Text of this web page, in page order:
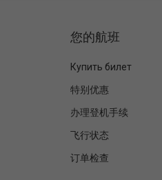
您的航班
Купить билет
特别优惠
办理登机手续
飞行状态
订单检查